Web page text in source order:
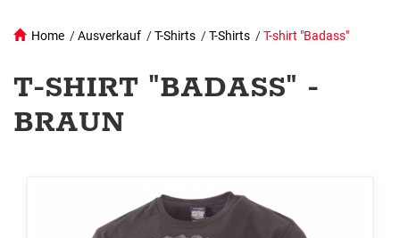
Home /Ausverkauf /T-Shirts /T-Shirts /T-shirt "Badass"
T-SHIRT "BADASS" -
BRAUN